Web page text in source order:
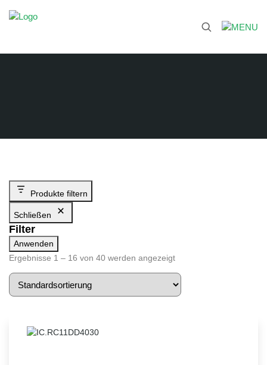
Produkte filtern
Schließen
Filter
Anwenden
Ergebnisse 1 – 16 von 40 werden angezeigt